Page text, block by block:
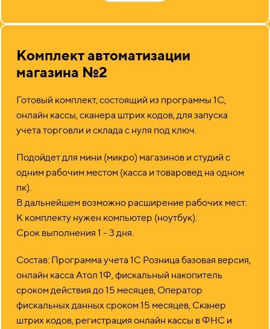
Комплект автоматизации
магазина №2
Готовый комплект, состоящий из программы 1С,
онлайн кассы, сканера штрих кодов, для запуска
учета торговли и склада с нуля под ключ.
Подойдет для мини (микро) магазинов и студий с
одним рабочим местом (касса и товаровед на одном
пк).
В дальнейшем возможно расширение рабочих мест.
К комплекту нужен компьютер (ноутбук).
Срок выполнения 1 - 3 дня.
Состав: Программа учета 1С Розница базовая версия,
онлайн касса Атол 1Ф, фискальный накопитель
сроком действия до 15 месяцев, Оператор
фискальных данных сроком 15 месяцев, Сканер
штрих кодов, регистрация онлайн кассы в ФНС и